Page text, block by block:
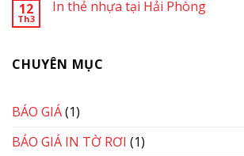
12
Th3
In thẻ nhựa tại Hải Phòng
CHUYÊN MỤC
BÁO GIÁ(1)
BÁO GIÁ IN TỜ RƠI (1)